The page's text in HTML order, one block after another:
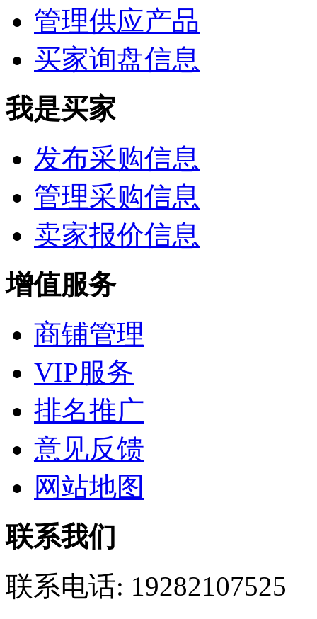
管理供应产品
买家询盘信息
我是买家
发布采购信息
管理采购信息
卖家报价信息
增值服务
商铺管理
VIP服务
排名推广
意见反馈
网站地图
联系我们
联系电话: 19282107525